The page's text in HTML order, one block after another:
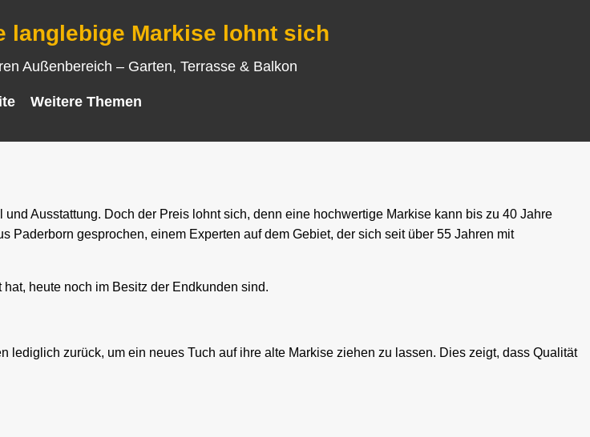
langlebige Markise lohnt sich
Außenbereich – Garten, Terrasse & Balkon
Weitere Themen
Ausstattung. Doch der Preis lohnt sich, denn eine hochwertige Markise kann bis zu 40 Jahre
gesprochen, einem Experten auf dem Gebiet, der sich seit über 55 Jahren mit
heute noch im Besitz der Endkunden sind.
zurück, um ein neues Tuch auf ihre alte Markise ziehen zu lassen. Dies zeigt, dass Qualität